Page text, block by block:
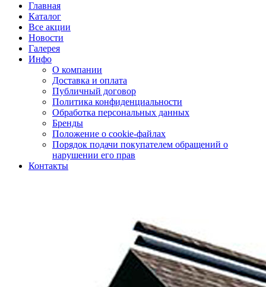
Главная
Каталог
Все акции
Новости
Галерея
Инфо
О компании
Доставка и оплата
Публичный договор
Политика конфиденциальности
Обработка персональных данных
Бренды
Положение о cookie-файлах
Порядок подачи покупателем обращений о
нарушении его прав
Контакты